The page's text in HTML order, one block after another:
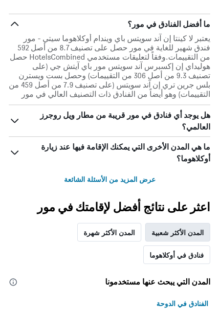
ما أفضل الفنادق في مور؟
يعتبر لا كينتا إن آند سويتس باي ويندام أوكلاهوما سيتي - مور
فندق شهير للغاية في مور حصل على تصنيف 8.7 من أصل 592
من التقييمات.وفقاً لتعليقات مستخدمي HotelsCombined حصل
هوليداي إن إكسبرس آند سويتس مور باي آيتش جي (على
تصنيف 9.3 من أصل 306 من التقييمات) وحصل بست ويسترن
بلس جرين تري إن آند سويتس (على تصنيف 7.9 من أصل 459 من
التقييمات) وهو أيضاً من الفنادق ذات التصنيف العالي في مور
هل يوجد أي فنادق في مور قريبة من مطار ويل روجرز
العالمي؟
ما هي المدن الأخرى التي يمكنك الإقامة فيها عند زيارة
أوكلاهوما؟
عرض المزيد من الأسئلة الشائعة
اعثر على نتائج أفضل لإقامتك في مور
المدن الأكثر شعبية المدن الأكثر شهرة
فنادق في أوكلاهوما
المدن التي يبحث عنها مستخدمونا
الفنادق في الدوحة